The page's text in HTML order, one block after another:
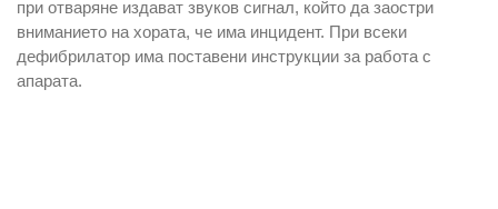
при отваряне издават звуков сигнал, който да заостри
вниманието на хората, че има инцидент. При всеки
дефибрилатор има поставени инструкции за работа с
апарата.